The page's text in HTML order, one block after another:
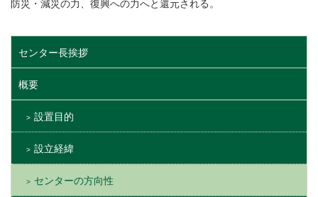
防災・減災の力、復興への力へと還元される。
センター長挨拶
概要
設置目的
設立経緯
センターの方向性